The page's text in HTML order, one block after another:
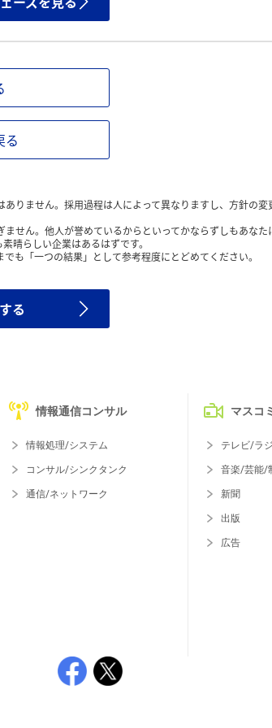
る
りません。採用過程は人によって異なりますし、方針の変
せん。他人が誉めているからといってかならずしもあなた
晴らしい企業はあるはずです。
も「一つの結果」として参考程度にとどめてください。
る
情報通信コンサル
情報処理/システム
コンサル/シンクタンク
通信/ネットワーク
マスコ
テレビ/ラ
音楽/芸能/
新聞
出版
広告